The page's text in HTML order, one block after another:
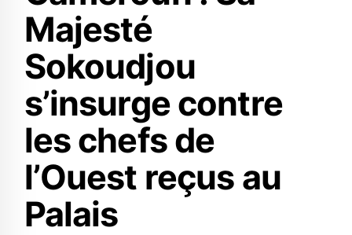
Majesté
Sokoudjou
s’insurge contre
les chefs de
l’Ouest reçus au
Palais